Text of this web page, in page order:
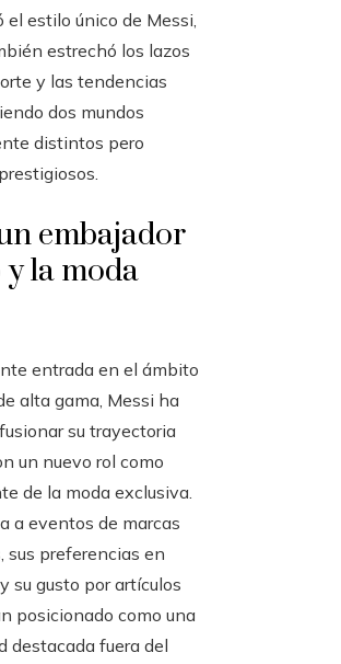
el estilo único de Messi,
estrechó los lazos
y las tendencias
dos mundos
distintos pero
embajador
la moda
entrada en el ámbito
alta gama, Messi ha
su trayectoria
un nuevo rol como
de la moda exclusiva.
a eventos de marcas
sus preferencias en
su gusto por artículos
posicionado como una
destacada fuera del